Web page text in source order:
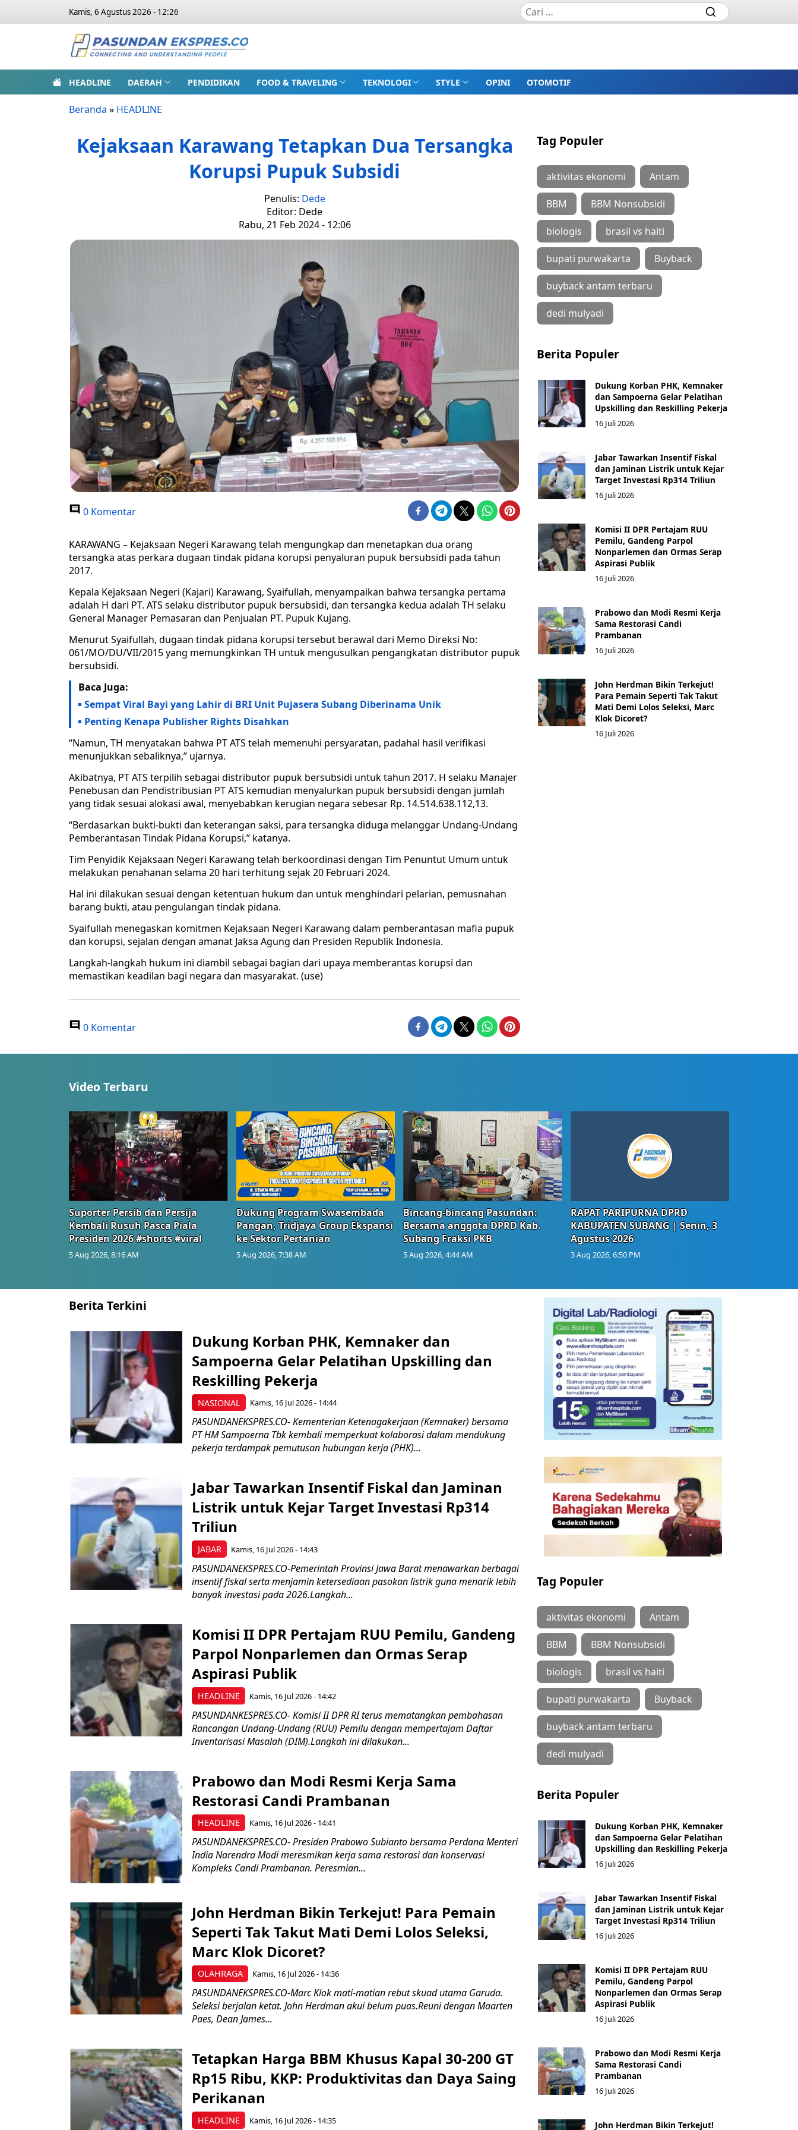
Kamis, 6 Agustus 2026 - 12:26
HEADLINE DAERAH PENDIDIKAN FOOD & TRAVELING TEKNOLOGI STYLE OPINI OTOMOTIF
Beranda » HEADLINE
Kejaksaan Karawang Tetapkan Dua Tersangka
Korupsi Pupuk Subsidi
Penulis: Dede
Editor: Dede
Rabu, 21 Feb 2024 - 12:06
0 Komentar
KARAWANG – Kejaksaan Negeri Karawang telah mengungkap dan menetapkan dua orang
tersangka atas perkara dugaan tindak pidana korupsi penyaluran pupuk bersubsidi pada tahun
2017.
Kepala Kejaksaan Negeri (Kajari) Karawang, Syaifullah, menyampaikan bahwa tersangka pertama
adalah H dari PT. ATS selaku distributor pupuk bersubsidi, dan tersangka kedua adalah TH selaku
General Manager Pemasaran dan Penjualan PT. Pupuk Kujang.
Menurut Syaifullah, dugaan tindak pidana korupsi tersebut berawal dari Memo Direksi No:
061/MO/DU/VII/2015 yang memungkinkan TH untuk mengusulkan pengangkatan distributor pupuk
bersubsidi.
Baca Juga:
Sempat Viral Bayi yang Lahir di BRI Unit Pujasera Subang Diberinama Unik
Penting Kenapa Publisher Rights Disahkan
“Namun, TH menyatakan bahwa PT ATS telah memenuhi persyaratan, padahal hasil verifikasi
menunjukkan sebaliknya,” ujarnya.
Akibatnya, PT ATS terpilih sebagai distributor pupuk bersubsidi untuk tahun 2017. H selaku Manajer
Penebusan dan Pendistribusian PT ATS kemudian menyalurkan pupuk bersubsidi dengan jumlah
yang tidak sesuai alokasi awal, menyebabkan kerugian negara sebesar Rp. 14.514.638.112,13.
“Berdasarkan bukti-bukti dan keterangan saksi, para tersangka diduga melanggar Undang-Undang
Pemberantasan Tindak Pidana Korupsi,” katanya.
Tim Penyidik Kejaksaan Negeri Karawang telah berkoordinasi dengan Tim Penuntut Umum untuk
melakukan penahanan selama 20 hari terhitung sejak 20 Februari 2024.
Hal ini dilakukan sesuai dengan ketentuan hukum dan untuk menghindari pelarian, pemusnahan
barang bukti, atau pengulangan tindak pidana.
Syaifullah menegaskan komitmen Kejaksaan Negeri Karawang dalam pemberantasan mafia pupuk
dan korupsi, sejalan dengan amanat Jaksa Agung dan Presiden Republik Indonesia.
Langkah-langkah hukum ini diambil sebagai bagian dari upaya memberantas korupsi dan
memastikan keadilan bagi negara dan masyarakat. (use)
0 Komentar
Tag Populer
aktivitas ekonomi Antam
BBM BBM Nonsubsidi
biologis brasil vs haiti
bupati purwakarta Buyback
buyback antam terbaru
dedi mulyadi
Berita Populer
Dukung Korban PHK, Kemnaker
dan Sampoerna Gelar Pelatihan
Upskilling dan Reskilling Pekerja
16 Juli 2026
Jabar Tawarkan Insentif Fiskal
dan Jaminan Listrik untuk Kejar
Target Investasi Rp314 Triliun
16 Juli 2026
Komisi II DPR Pertajam RUU
Pemilu, Gandeng Parpol
Nonparlemen dan Ormas Serap
Aspirasi Publik
16 Juli 2026
Prabowo dan Modi Resmi Kerja
Sama Restorasi Candi
Prambanan
16 Juli 2026
John Herdman Bikin Terkejut!
Para Pemain Seperti Tak Takut
Mati Demi Lolos Seleksi, Marc
Klok Dicoret?
16 Juli 2026
Video Terbaru
Suporter Persib dan Persija
Kembali Rusuh Pasca Piala
Presiden 2026 #shorts #viral
5 Aug 2026, 8:16 AM
Dukung Program Swasembada
Pangan, Tridjaya Group Ekspansi
ke Sektor Pertanian
5 Aug 2026, 7:38 AM
Bincang-bincang Pasundan:
Bersama anggota DPRD Kab.
Subang Fraksi PKB
5 Aug 2026, 4:44 AM
RAPAT PARIPURNA DPRD
KABUPATEN SUBANG | Senin, 3
Agustus 2026
3 Aug 2026, 6:50 PM
Berita Terkini
NASIONAL
Dukung Korban PHK, Kemnaker dan
Sampoerna Gelar Pelatihan Upskilling dan
Reskilling Pekerja
Kamis, 16 Jul 2026 - 14:44
PASUNDANEKSPRES.CO- Kementerian Ketenagakerjaan (Kemnaker) bersama
PT HM Sampoerna Tbk kembali memperkuat kolaborasi dalam mendukung
pekerja terdampak pemutusan hubungan kerja (PHK)...
JABAR
Jabar Tawarkan Insentif Fiskal dan Jaminan
Listrik untuk Kejar Target Investasi Rp314
Triliun
Kamis, 16 Jul 2026 - 14:43
PASUNDANEKSPRES.CO-Pemerintah Provinsi Jawa Barat menawarkan berbagai
insentif fiskal serta menjamin ketersediaan pasokan listrik guna menarik lebih
banyak investasi pada 2026.Langkah...
HEADLINE
Komisi II DPR Pertajam RUU Pemilu, Gandeng
Parpol Nonparlemen dan Ormas Serap
Aspirasi Publik
Kamis, 16 Jul 2026 - 14:42
PASUNDANKESPRES.CO- Komisi II DPR RI terus mematangkan pembahasan
Rancangan Undang-Undang (RUU) Pemilu dengan mempertajam Daftar
Inventarisasi Masalah (DIM).Langkah ini dilakukan...
HEADLINE
Prabowo dan Modi Resmi Kerja Sama
Restorasi Candi Prambanan
Kamis, 16 Jul 2026 - 14:41
PASUNDANEKSPRES.CO- Presiden Prabowo Subianto bersama Perdana Menteri
India Narendra Modi meresmikan kerja sama restorasi dan konservasi
Kompleks Candi Prambanan. Peresmian...
OLAHRAGA
John Herdman Bikin Terkejut! Para Pemain
Seperti Tak Takut Mati Demi Lolos Seleksi,
Marc Klok Dicoret?
Kamis, 16 Jul 2026 - 14:36
PASUNDANEKSPRES.CO-Marc Klok mati-matian rebut skuad utama Garuda.
Seleksi berjalan ketat. John Herdman akui belum puas.Reuni dengan Maarten
Paes, Dean James...
HEADLINE
Tetapkan Harga BBM Khusus Kapal 30-200 GT
Rp15 Ribu, KKP: Produktivitas dan Daya Saing
Perikanan
Kamis, 16 Jul 2026 - 14:35
Tag Populer
aktivitas ekonomi Antam
BBM BBM Nonsubsidi
biologis brasil vs haiti
bupati purwakarta Buyback
buyback antam terbaru
dedi mulyadi
Berita Populer
Dukung Korban PHK, Kemnaker
dan Sampoerna Gelar Pelatihan
Upskilling dan Reskilling Pekerja
16 Juli 2026
Jabar Tawarkan Insentif Fiskal
dan Jaminan Listrik untuk Kejar
Target Investasi Rp314 Triliun
16 Juli 2026
Komisi II DPR Pertajam RUU
Pemilu, Gandeng Parpol
Nonparlemen dan Ormas Serap
Aspirasi Publik
16 Juli 2026
Prabowo dan Modi Resmi Kerja
Sama Restorasi Candi
Prambanan
16 Juli 2026
John Herdman Bikin Terkejut!